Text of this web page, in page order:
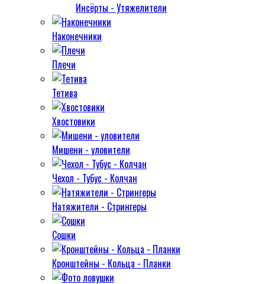
Инсёрты - Утяжелители
Наконечники
Плечи
Тетива
Хвостовики
Мишени - уловители
Чехол - Тубус - Колчан
Натяжители - Стрингеры
Сошки
Кронштейны - Кольца - Планки